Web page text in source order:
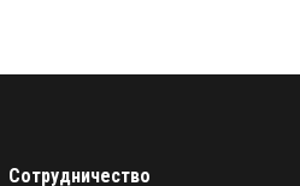
Сотрудничество